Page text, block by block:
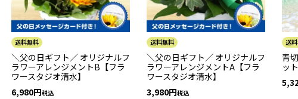
送料無料
＼父の日ギフト／ オリジナルフ
ラワーアレンジメントB【フラ
ワースタジオ清水】
6,980
税込
送料無料
＼父の日ギフト／ オリジナルフ
ラワーアレンジメントA【フラ
ワースタジオ清水】
3,980
税込
送
青
ッ